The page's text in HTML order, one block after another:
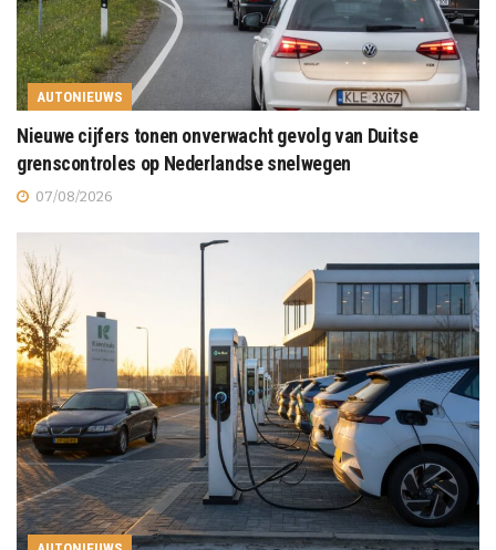
AUTONIEUWS
Nieuwe cijfers tonen onverwacht gevolg van Duitse
grenscontroles op Nederlandse snelwegen
07/08/2026